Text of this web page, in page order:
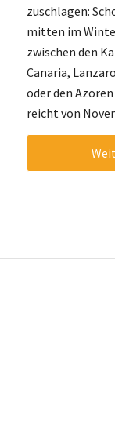
zuschlagen:
mitten im
zwischen den
Canaria,
oder den
reicht von